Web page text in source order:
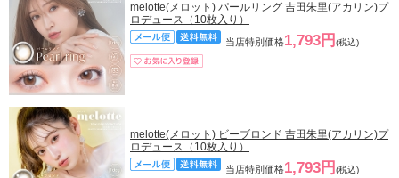
melotte(メロット) パールリング 吉田朱里(アカリン)プ
ロデュース（10枚入り）
当店特別価格1,793円 (税込)
melotte(メロット) ビーブロンド 吉田朱里(アカリン)プ
ロデュース（10枚入り）
当店特別価格1,793円 (税込)